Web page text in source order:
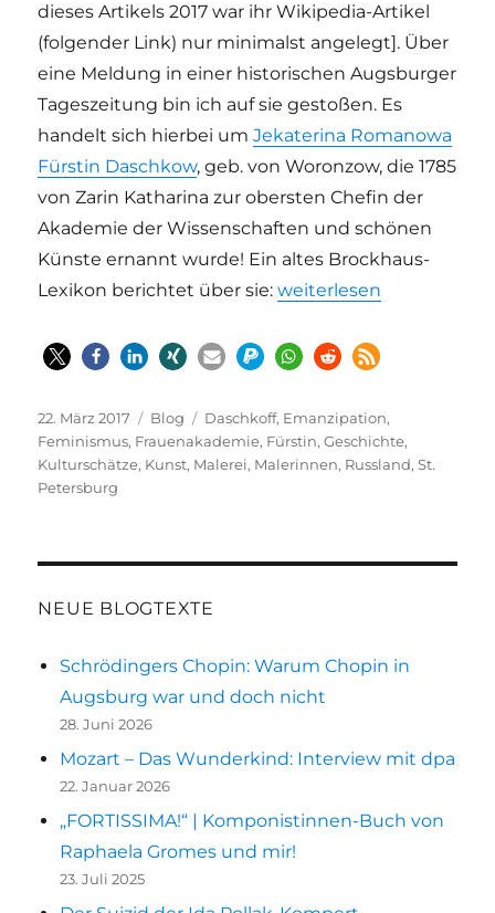
dieses Artikels 2017 war ihr Wikipedia-Artikel
(folgender Link) nur minimalst angelegt]. Über
eine Meldung ineiner historischen Augsburger
Tageszeitung bin ich auf sie gestoßen. Es
handelt sich hierbei umJekaterina Romanowa
Fürstin Daschkow, geb. von Woronzow, die 1785
von Zarin Katharina zur obersten Chefin der
Akademie der Wissenschaften und schönen
Künste ernannt wurde! Ein altes Brockhaus-
Lexikon berichtet über sie: „Vergessene
weiterlesen
Veröffentlicht
am
22. März 2017 Kategorien
Blog Schlagwörter
Daschkoff, Emanzipation,
Feminismus, Frauenakademie, Fürstin,Geschichte,
Kulturschätze, Kunst, Malerei, Malerinnen, Russland,St.
Petersburg
NEUE BLOGTEXTE
Schrödingers Chopin: Warum Chopin in
Augsburg war und doch nicht
28. Juni 2026
Mozart – Das Wunderkind: Interview mit dpa
22. Januar 2026
„FORTISSIMA!“ | Komponistinnen-Buch von
Raphaela Gromes und mir!
23. Juli 2025